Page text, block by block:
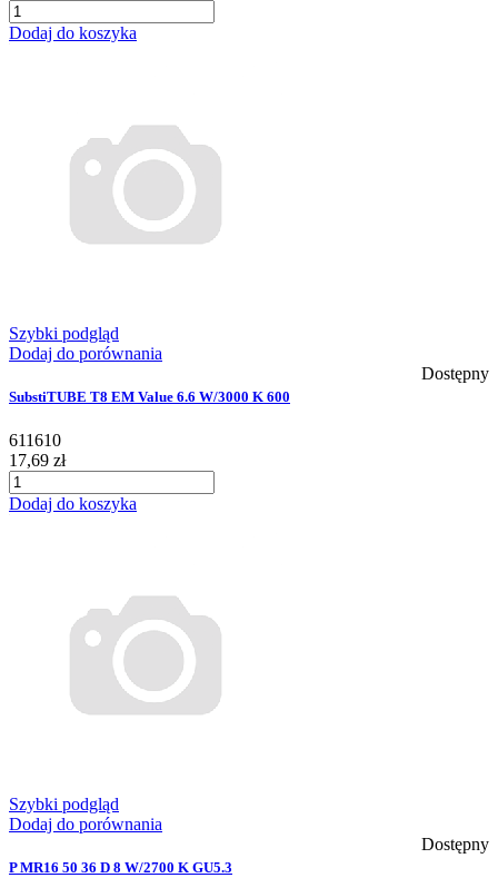
Dodaj do koszyka
Szybki podgląd
Dodaj do porównania
Dostępny
SubstiTUBE T8 EM Value 6.6 W/3000 K 600
611610
17,69 zł
Dodaj do koszyka
Szybki podgląd
Dodaj do porównania
Dostępny
P MR16 50 36 D 8 W/2700 K GU5.3